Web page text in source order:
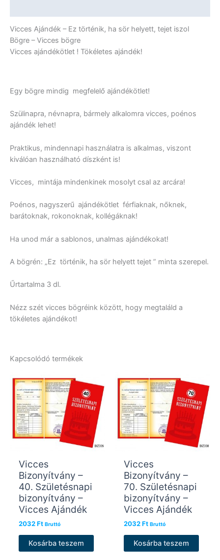
-
Vicces
Ajándék
mennyiség
Vicces Ajándék – Ez történik, ha sör helyett, tejet iszol
Bögre – Vicces bögre
Vicces ajándékötlet ! Tökéletes ajándék!
Egy bögre mindig megfelelő ajándékötlet!
Szülinapra, névnapra, bármely alkalomra vicces, poénos
ajándék lehet!
Praktikus, mindennapi használatra is alkalmas, viszont
kiválóan használható díszként is!
Vicces, mintája mindenkinek mosolyt csal az arcára!
Poénos, nagyszerű ajándékötlet férfiaknak, nőknek,
barátoknak, rokonoknak, kollégáknak!
Ha unod már a sablonos, unalmas ajándékokat!
A bögrén: „Ez történik, ha sör helyett tejet ” minta szerepel.
Űrtartalma 3 dl.
Nézz szét vicces bögréink között, hogy megtaláld a
tökéletes ajándékot!
Kapcsolódó termékek
Vicces
Bizonyítvány –
40. Születésnapi
bizonyítvány –
Vicces Ajándék
2032Ft Bruttó
Kosárba teszem
Vicces
Bizonyítvány –
70. Születésnapi
bizonyítvány –
Vicces Ajándék
2032Ft Bruttó
Kosárba teszem